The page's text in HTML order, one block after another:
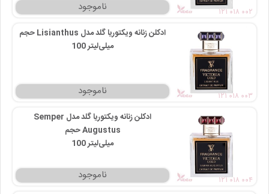
۱۲۱ ۰۱۸ ۰۰۲
ادکلن زنانه ویکتوریا گلد مدل Lisianthus حجم
100 میلی‌لیتر
۱۲۱ ۰۱۸ ۰۰۳
ادکلن زنانه ویکتوریا گلد مدل Semper
Augustus حجم
100 میلی‌لیتر
۱۲۱ ۰۱۸ ۰۰۴